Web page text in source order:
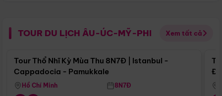
TOUR DU LỊCH ÂU-ÚC-MỸ-PHI Xem tất cả
Điểm nổi bật
Tour Thổ Nhĩ Kỳ Mùa Thu 8N7Đ | Istanbul -
Cappadocia - Pamukkale
Hồ Chí Minh 8N7Đ